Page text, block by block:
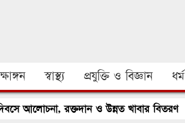
স্বাস্থ্য প্রযুক্তি ও বিজ্ঞান ধর্ম
আলোচনা, রক্তদান ও উন্নত খাবার বিতরণ●